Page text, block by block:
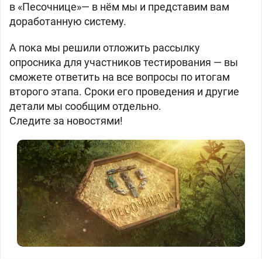
в «Песочнице»— в нём мы и представим вам
доработанную систему.
А пока мы решили отложить рассылку
опросника для участников тестирования — вы
сможете ответить на все вопросы по итогам
второго этапа. Сроки его проведения и другие
детали мы сообщим отдельно.
Следите за новостями!